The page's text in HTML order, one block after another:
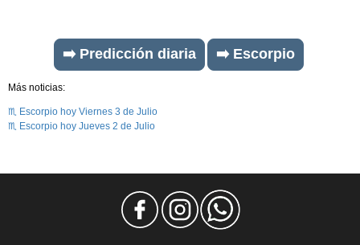
➡️ Predicción diaria ➡️ Escorpio
Más noticias:
♏ Escorpio hoy Viernes 3 de Julio
♏ Escorpio hoy Jueves 2 de Julio